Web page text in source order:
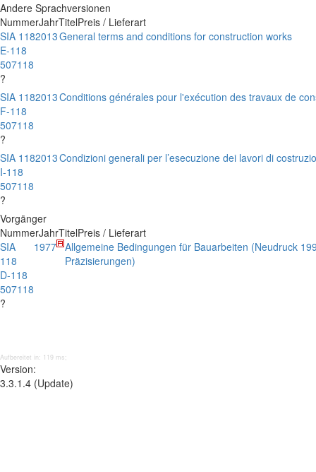
Andere Sprachversionen
NummerJahrTitelPreis / Lieferart
SIA 118
E-118
507118
?
2013General terms and conditions for construction works
SIA 118
F-118
507118
?
2013Conditions générales pour l'exécution des travaux de
SIA 118
I-118
507118
?
2013Condizioni generali per l’esecuzione dei lavori di
Vorgänger
NummerJahrTitelPreis / Lieferart
SIA
118
D-118
507118
?
1977 Allgemeine Bedingungen für Bauarbeiten (Neudruck
Präzisierungen)
Aufbereitet in: 119 ms;
Version:
3.3.1.4 (Update)